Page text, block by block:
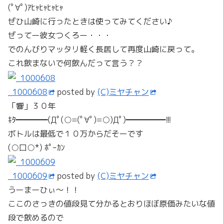
(ﾟ∀ﾟ)ｱﾋｬﾋｬﾋｬﾋｬ
ぜひ山崎に行ったときは使ってみてください♪
ぜってー彼女つくろー・・・
でのんびりマッタリ軽く長居して再度山崎に戻って。
これ飲まないで何飲んだって言う？？
_1000608 posted by (C)ミヤチャン
「響」３０年
ｷﾀ━━━━(Дﾟ(○=(ﾟ∀ﾟ)=○)Дﾟ)━━━━━!!!
ボトルは最低で１０万からだそーです
(○口○*) ﾎﾟｰｶﾝ
_1000609 posted by (C)ミヤチャン
うーまーひぃ～！！
ここのさっきの値段見て分かるとおりほぼ原価みたいな値
段で飲めるので